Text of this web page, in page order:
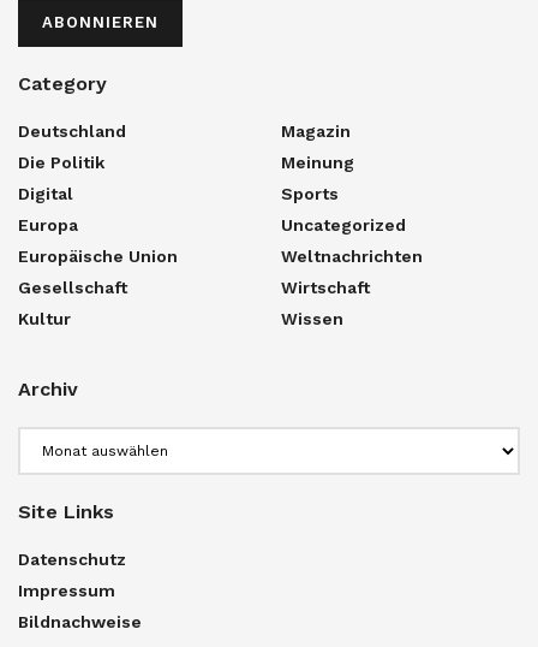
ABONNIEREN
Category
Deutschland
Die Politik
Digital
Europa
Europäische Union
Gesellschaft
Kultur
Magazin
Meinung
Sports
Uncategorized
Weltnachrichten
Wirtschaft
Wissen
Archiv
Site Links
Datenschutz
Impressum
Bildnachweise